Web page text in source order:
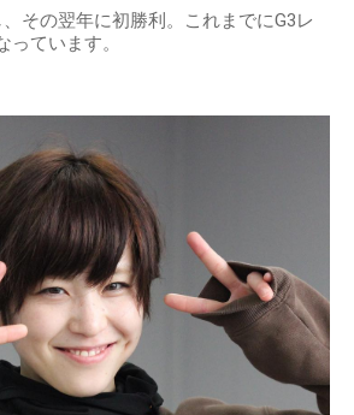
その翌年に初勝利。これまでにG3レ
っています。